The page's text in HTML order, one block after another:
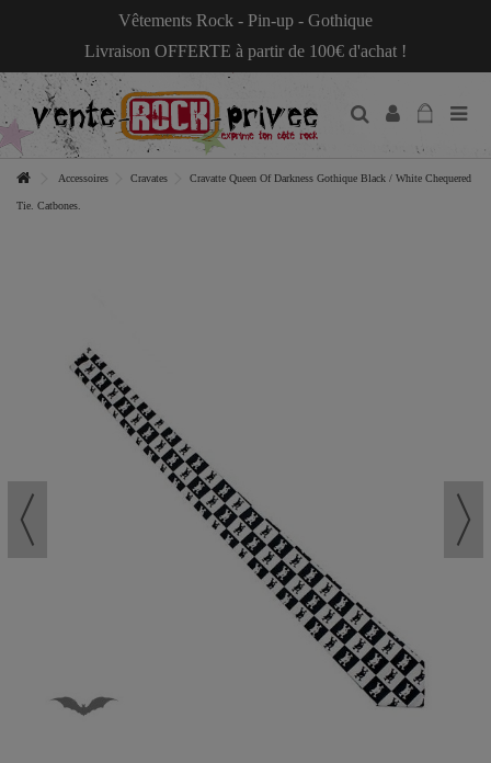
Vêtements Rock - Pin-up - Gothique
Livraison OFFERTE à partir de 100€ d'achat !
Accessoires Cravates Cravatte Queen Of Darkness Gothique Black / White Chequered
Tie. Catbones.